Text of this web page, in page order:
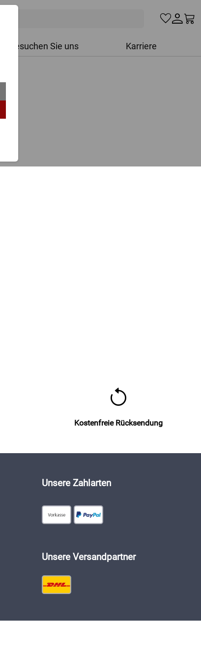
Besuchen Sie uns Karriere
Kostenfreie Rücksendung
Unsere Zahlarten
Unsere Versandpartner